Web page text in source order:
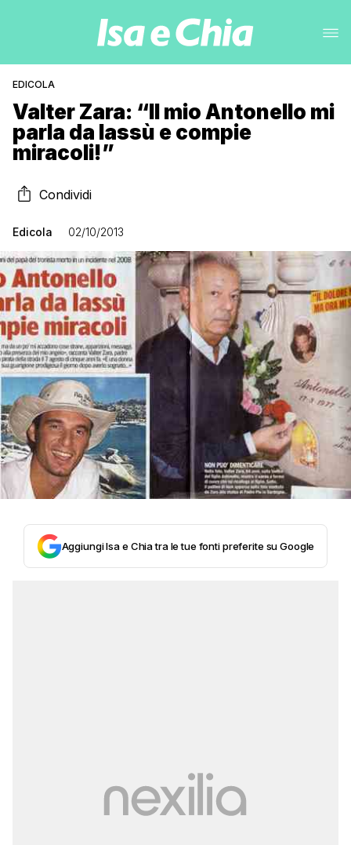
EDICOLA
Valter Zara: “Il mio Antonello mi
parla da lassù e compie
miracoli!”
Condividi
Edicola 02/10/2013
Aggiungi Isa e Chia tra le tue fonti preferite su Google